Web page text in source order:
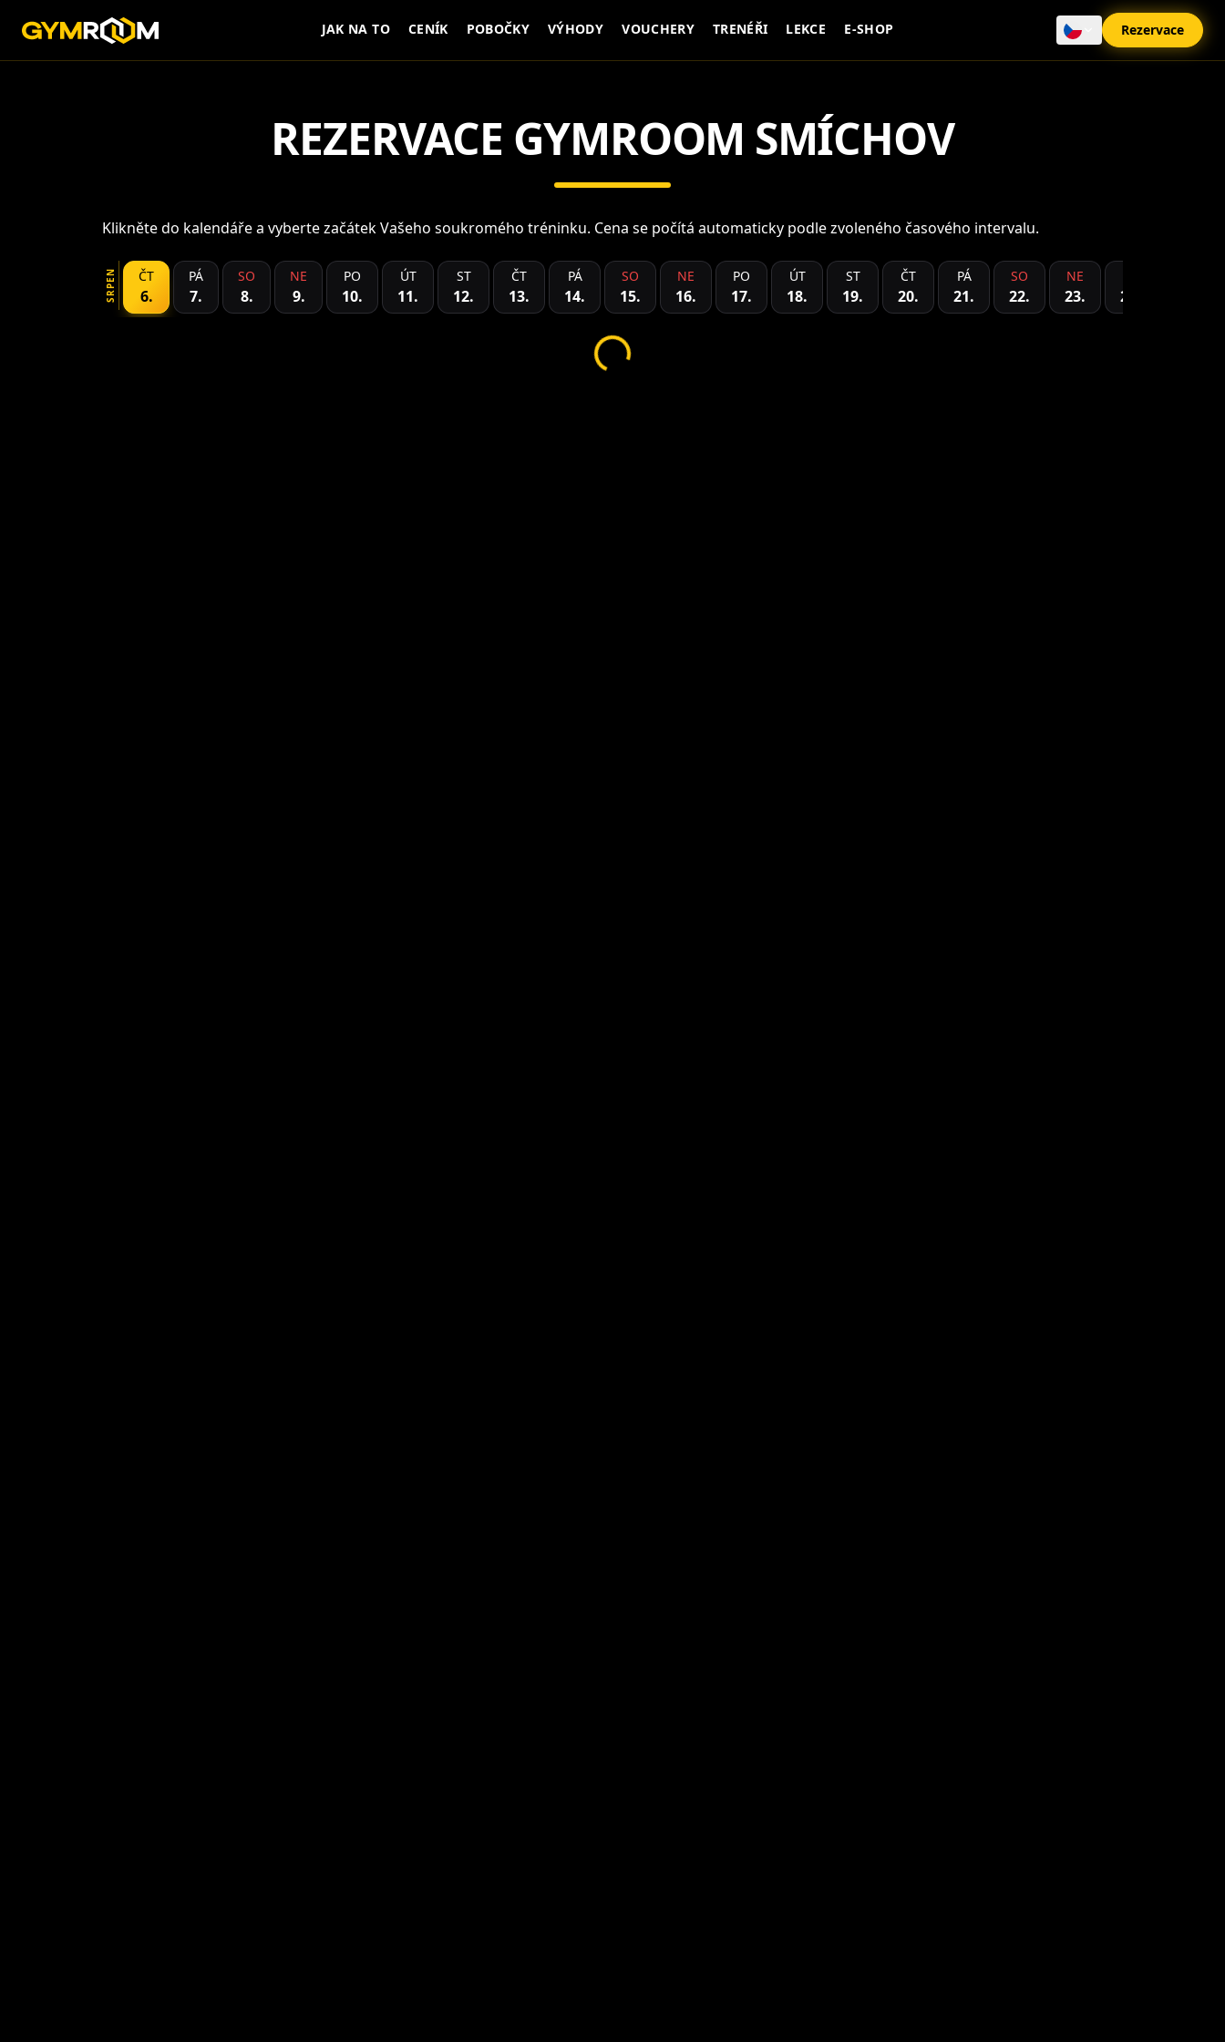
JAK NA TO CENÍK POBOČKY VÝHODY VOUCHERY TRENÉŘI LEKCE E-SHOP Rezervace
REZERVACE GYMROOM SMÍCHOV
Klikněte do kalendáře a vyberte začátek Vašeho soukromého tréninku. Cena se počítá automaticky podle zvoleného časového intervalu.
SRPEN ČT
6.
PÁ
7.
SO
8.
NE
9.
PO
10.
ÚT
11.
ST
12.
ČT
13.
PÁ
14.
SO
15.
NE
16.
PO
17.
ÚT
18.
ST
19.
ČT
20.
PÁ
21.
SO
22.
NE
23. 24